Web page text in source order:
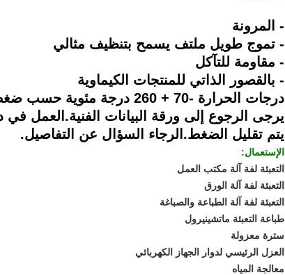
- المرونة
- تموج طويل ملتف يسمح بتنظيف مثالي
- مقاومة للتآكل
- بالقصور الذاتي للمنتجات الكيماوية
درجات الحرارة -70 + 260 درجة مئوية حسب ضغط العمل.
يرجى الرجوع إلى ورقة البيانات الفنية.العمل
يتم تقليل الضغط.الرجاء السؤال عن التفاصيل.
الإستعمال:
التعبئة لفة آلة مكتب العمل
التعبئة لفة آلة الورق
التعبئة لفة آلة الطباعة والصباغة
طباعة التعبئة ماتشينيرول
سترة معزولة
العزل الرئيسي لدوار الجهاز الكهربائي
معالجة المياه